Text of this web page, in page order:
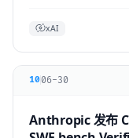
xAI
1006-30
Anthropic 发布